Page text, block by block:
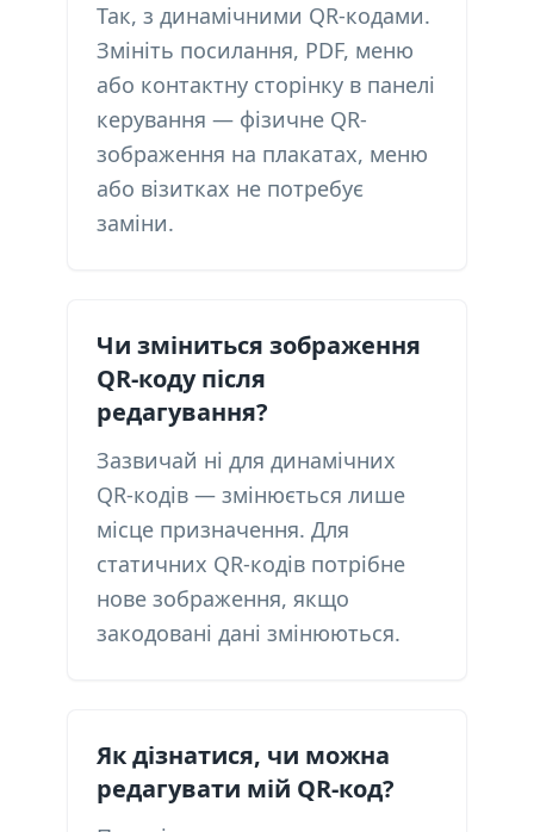
Так, з динамічними QR-кодами.
Змініть посилання, PDF, меню
або контактну сторінку в панелі
керування — фізичне QR-
зображення на плакатах, меню
або візитках не потребує
заміни.
Чи зміниться зображення
QR-коду після
редагування?
Зазвичай ні для динамічних
QR-кодів — змінюється лише
місце призначення. Для
статичних QR-кодів потрібне
нове зображення, якщо
закодовані дані змінюються.
Як дізнатися, чи можна
редагувати мій QR-код?